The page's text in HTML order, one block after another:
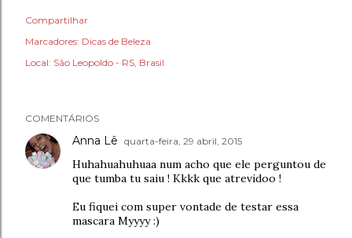
Compartilhar
Marcadores: Dicas de Beleza
Local: São Leopoldo - RS, Brasil
COMENTÁRIOS
Anna Lê quarta-feira, 29 abril, 2015
Huhahuahuhuaa num acho que ele perguntou de
que tumba tu saiu ! Kkkk que atrevidoo !
Eu fiquei com super vontade de testar essa
mascara Myyyy :)